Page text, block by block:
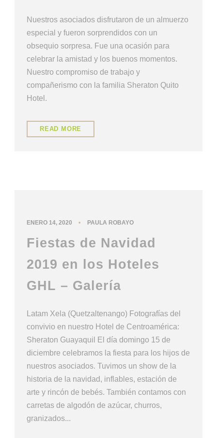
Nuestros asociados disfrutaron de un almuerzo
especial y fueron sorprendidos con un
obsequio sorpresa. Fue una ocasión para
celebrar la amistad y los buenos momentos.
Nuestro compromiso de trabajo y
compañerismo con la familia Sheraton Quito
Hotel.
READ MORE
ENERO 14, 2020 • PAULA ROBAYO
Fiestas de Navidad
2019 en los Hoteles
GHL – Galería
Latam Xela (Quetzaltenango) Fotografías del
convivio en nuestro Hotel de Centroamérica:
Sheraton Guayaquil El día domingo 15 de
diciembre celebramos la fiesta para los hijos de
nuestros asociados. Tuvimos un show de la
historia de la navidad, inflables, estación de
arte y rincón de bebés. También contamos con
carretas de algodón de azúcar, churros,
granizados...